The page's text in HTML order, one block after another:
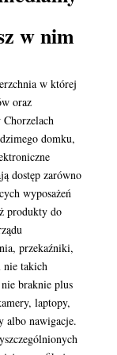
w nim
w której
oraz
domku,
dostęp zarówno
wyposażeń
produkty do
przekaźniki,
nie takich
braknie plus
laptopy,
albo nawigacje.